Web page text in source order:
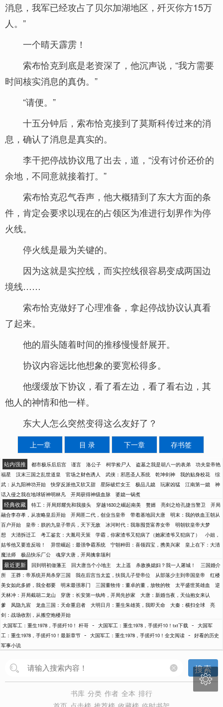
消息，我军已经攻占了贝尔加湖地区，歼灭你方15万
人。”
一个晴天霹雳！
索布恰克到底是老资深了，他沉声说，“我方需要
时间核实消息的真伪。”
“请便。”
十五分钟后，索布恰克接到了莫斯科传过来的消
息，确认了消息是真实的。
李干把停战协议甩了出去，道，“没有讨价还价的
余地，不同意就接着打。”
索布恰克忍气吞声，他大概猜到了东大方面的条
件，肯定会要求以现在的占领区为准进行划界作为停
火线。
停火线是最为关键的。
因为这就是实控线，而实控线很容易变成两国边
境线……
索布恰克做好了心理准备，拿起停战协议认真看
了起来。
他的眉头随着时间的推移慢慢舒展开。
协议内容远比他想象的要宽松得多。
他缓缓放下协议，看了看左边，看了看右边，其
他人的神情和他一样。
东大人怎么突然变得这么友好了？
上一章 目 录 下一章 存书签
站内强推 都市极乐后后宫 谨言 洛公子 柯学捡尸人 盗墓之我是胡八一的表弟
功夫皇帝艳
福星
汉末三国之乱世道皇 官场之财色诱人 武侠：邪恶圣人系统 乾坤剑神 我的贴身校花
综
武：从九阳神功开始
快穿反派他又软又甜 星际破烂女王 极品儿媳 玩家凶猛 江南第一媳
神
话入侵之我在地球斩神明林凡
开局获得神级血脉 婆媳一锅煮
经典收藏 特工：开局郑耀先和我接头 穿越1630之崛起南美 赘婿 亮剑之给孔捷当警卫
开局
融合李存孝，从攻略皇后开始
开局匪二代，创业当皇帝 带着基地回大唐
明末：我的铁血王朝从
百户开始
皇帝：朕的九皇子带兵，天下无敌 冰河时代：我靠囤货富养女帝
明朝软皇帝大梦
想
大清拆迁工 考工鉴玄：大胤司天策 学霸，你家渣爷又犯病了（她家渣爷又犯病了）
小姐，
姑爷他又要造反啦！
异世崛起：最强争霸系统 宁朝种田：喜领四宝，携美兴家
皇上在下：大清
魔法师
极品快乐厂公 魂穿大唐，开局擒拿颉利
最近更新 回到明初做藩王 回大唐当个小地主 太上遥 杀敌换媳妇？我一人屠城！
三国婚介
所
王莽：帝系统开局杀穿三国 我在后宫当太监，扶我儿子登帝位 从部落少主到帝国皇帝
红楼
美女如此多娇，我全都要
明末最强寒门 三国董牧传：董卓的董，放牧的牧 太平盛世英雄血
逆
天林冲：开局截胡二龙山
穿唐：长安第一纨绔，开局先抄家
大唐：新婚当夜，天仙抱女来认
爹
凤隐九宸 龙血三国：天命重启者 大明日月：重生朱雄英，我即天命 大秦：横扫全球
亮
剑：战场收割，从搬空炮楼开始
大国军工：重生1978，手搓歼10！ 杆哥 - 大国军工：重生1978，手搓歼10！txt下载 - 大国军
工：重生1978，手搓歼10！最新章节 - 大国军工：重生1978，手搓歼10！全文阅读 - 好看的历史
军事小说
搜索
书库 分类 作者 全本 排行
